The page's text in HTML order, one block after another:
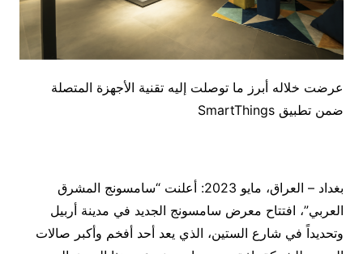
عرضت خلاله أبرز ما توصلت إليه تقنية الأجهزة المتصلة
ضمن تطبيق SmartThings
بغداد – العراق، مايو 2023: أعلنت “سامسونج المشرق
العربي”، افتتاح معرض سامسونج الجديد في مدينة أربيل
وتحديداً في شارع الستين، الذي يعد أحد أفخم وأكبر صالات